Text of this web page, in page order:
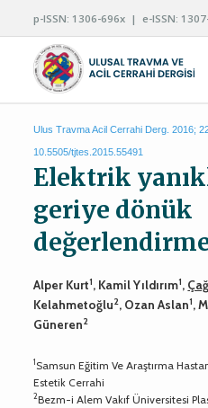
p-ISSN: 1306-696x | e-ISSN:
Ulus Travma Acil Cerrahi Derg. 2016;
10.5505/tjtes.2015.55491
Elektrik
geriye dönük
Alper Kurt1, Kamil Yıldırım1,
Kelahmetoğlu2, Ozan Aslan1,
Güneren2
1Samsun Eğitim Ve Araştırma
Estetik Cerrahi
2Bezm-i Alem Vakıf Üniversitesi